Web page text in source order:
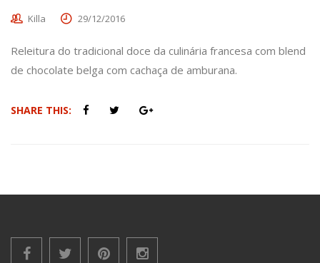
Killa 29/12/2016
Releitura do tradicional doce da culinária francesa com blend
de chocolate belga com cachaça de amburana.
SHARE THIS: